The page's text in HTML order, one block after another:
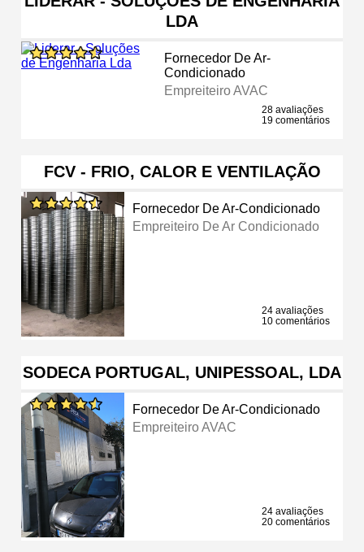
LDA
Fornecedor De Ar-
Condicionado
Empreiteiro AVAC
28 avaliações
19 comentários
FCV - FRIO, CALOR E VENTILAÇÃO
Fornecedor De Ar-Condicionado
Empreiteiro De Ar Condicionado
24 avaliações
10 comentários
SODECA PORTUGAL, UNIPESSOAL, LDA
Fornecedor De Ar-Condicionado
Empreiteiro AVAC
24 avaliações
20 comentários